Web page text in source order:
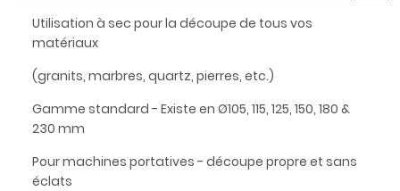
Utilisation à sec pour la découpe de tous vos
matériaux
(granits, marbres, quartz, pierres, etc.)
Gamme standard - Existe en Ø105, 115, 125, 150, 180 &
230 mm
Pour machines portatives - découpe propre et sans
éclats